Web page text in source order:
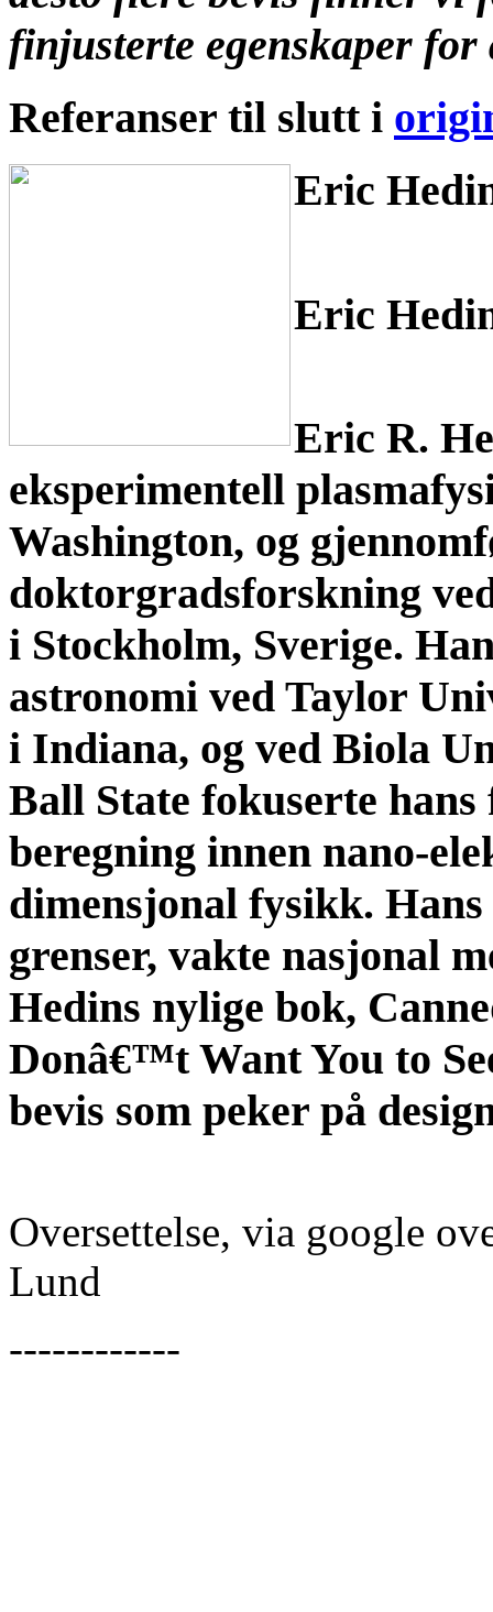
finjusterte egenskaper for
Referanser til slutt i
Eric
Eric
Eric R.
eksperimentell
Washington, og
doktorgradsforskning
i Stockholm, Sverige.
astronomi ved Taylor
i Indiana, og ved Biola
Ball State fokuserte
beregning innen nano-
dimensjonal fysikk.
grenser, vakte nasjonal
Hedins nylige bok,
Donâ€™t Want You to
bevis som peker på
Oversettelse, via google
Lund
------------